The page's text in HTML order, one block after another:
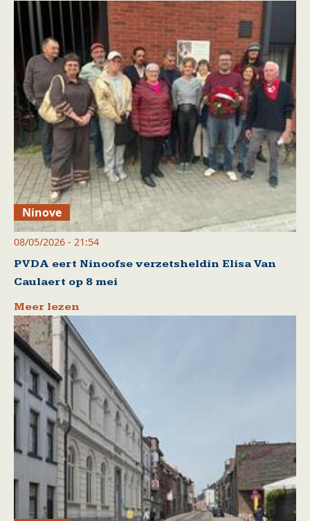
Ninove
08/05/2026 - 21:54
PVDA eert Ninoofse verzetsheldin Elisa Van
Caulaert op 8 mei
Meer lezen